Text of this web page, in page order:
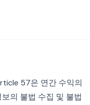
57은 연간 수익의
의 불법 수집 및 불법